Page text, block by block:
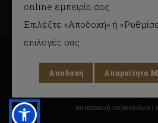
κατασκευή ιστοσελίδων |
online εμπειρία σας.
Επιλέξτε «Αποδοχή» ή
επιλογές σας.
Αποδοχή Απαραίτητα